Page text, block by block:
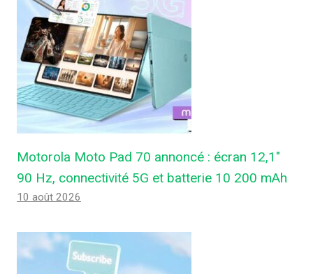
Motorola Moto Pad 70 annoncé : écran 12,1″
90 Hz, connectivité 5G et batterie 10 200 mAh
10 août 2026